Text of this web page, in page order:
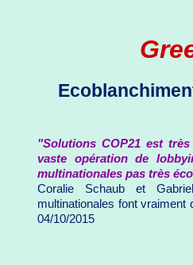
"Solutions COP21 est
vaste opération de
multinationales pas très
Coralie Schaub et
multinationales font vraiment
04/10/2015